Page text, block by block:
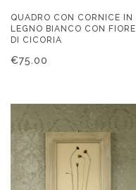
QUADRO CON CORNICE IN
LEGNO BIANCO CON FIORE
DI CICORIA
€75.00